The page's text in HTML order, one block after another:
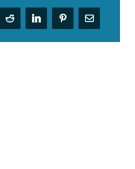
Reddit LinkedInPinterest
電
子